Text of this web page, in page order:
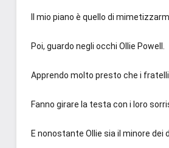
Il mio piano è quello di
Poi, guardo negli occhi Ollie Powell.
Apprendo molto presto che i
Fanno girare la testa con i loro
E nonostante Ollie sia il minore